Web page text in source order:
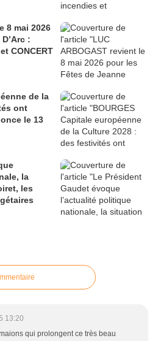
8 mai 2026
:
CONCERT
de la
le 13
la
les
13:20
qui prolongent ce très beau